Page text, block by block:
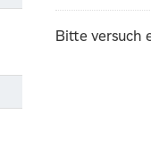
Bitte versuch